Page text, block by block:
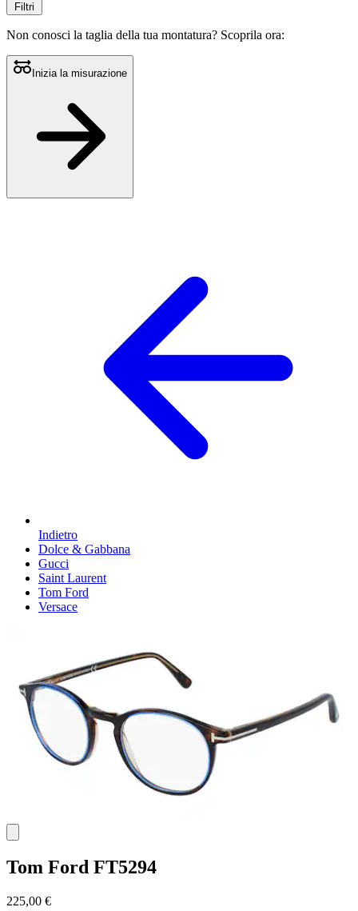
Filtri
Non conosci la taglia della tua montatura? Scoprila ora:
Inizia la misurazione
Indietro
Dolce & Gabbana
Gucci
Saint Laurent
Tom Ford
Versace
Tom Ford FT5294
225,00 €